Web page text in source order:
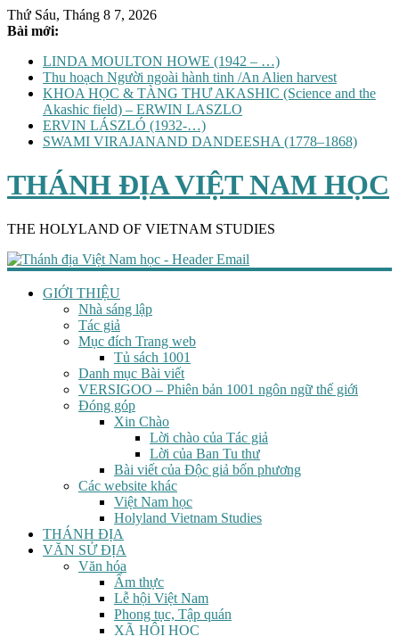
Thứ Sáu, Tháng 8 7, 2026
Bài mới:
LINDA MOULTON HOWE (1942 – …)
Thu hoạch Người ngoài hành tinh /An Alien harvest
KHOA HỌC & TÀNG THƯ AKASHIC (Science and the
Akashic field) – ERWIN LASZLO
ERVIN LÁSZLÓ (1932-…)
SWAMI VIRAJANAND DANDEESHA (1778–1868)
THÁNH ĐỊA VIỆT NAM HỌC
THE HOLYLAND OF VIETNAM STUDIES
GIỚI THIỆU
Nhà sáng lập
Tác giả
Mục đích Trang web
Tủ sách 1001
Danh mục Bài viết
VERSIGOO – Phiên bản 1001 ngôn ngữ thế giới
Đóng góp
Xin Chào
Lời chào của Tác giả
Lời của Ban Tu thư
Bài viết của Độc giả bốn phương
Các website khác
Việt Nam học
Holyland Vietnam Studies
THÁNH ĐỊA
VĂN SỬ ĐỊA
Văn hóa
Ẩm thực
Lễ hội Việt Nam
Phong tục, Tập quán
XÃ HỘI HỌC